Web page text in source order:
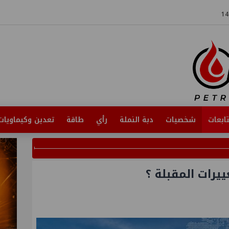
شخصيات دبة النملة رأي طاقة تعدين
المقبلة ؟